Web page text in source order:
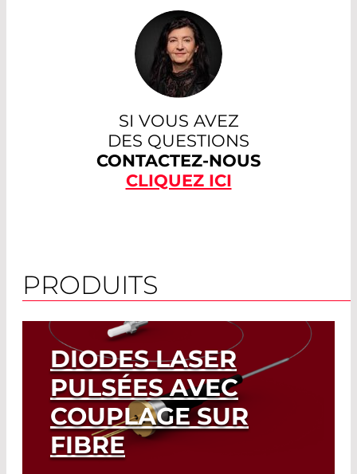
SI VOUS AVEZ
DES QUESTIONS
CONTACTEZ-NOUS
CLIQUEZ ICI
PRODUITS
DIODES LASER
PULSÉES AVEC
COUPLAGE SUR
FIBRE